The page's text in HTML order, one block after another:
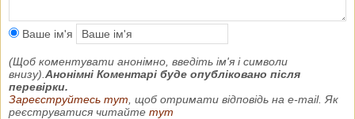
Ваше ім'я
(Щоб коментувати анонімно, введіть ім'я і символи
внизу). Анонімні Коментарі буде опубліковано після
перевірки.
Зареєструйтесь тут , щоб отримати відповідь на e-mail. Як
реєструватися читайте тут